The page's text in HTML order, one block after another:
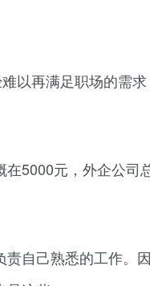
以再满足职场的需
5000元，外企公司
自己熟悉的工作。